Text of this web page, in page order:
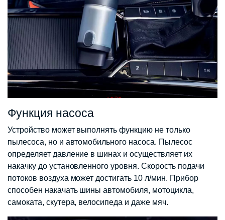
Функция насоса
Устройство может выполнять функцию не только
пылесоса, но и автомобильного насоса. Пылесос
определяет давление в шинах и осуществляет их
накачку до установленного уровня. Скорость подачи
потоков воздуха может достигать 10 л/мин. Прибор
способен накачать шины автомобиля, мотоцикла,
самоката, скутера, велосипеда и даже мяч.